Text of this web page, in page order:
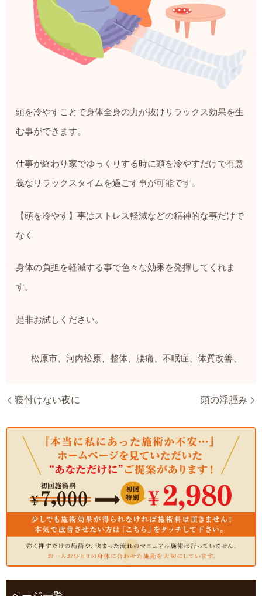
頭を冷やすことで身体全身の力が抜けリラックス効果を生
む事ができます。
仕事が終わり家でゆっくりする時に頭を冷やすだけで有意
義なリラックスタイムを過ごす事が可能です。
【頭を冷やす】事はストレス軽減などの精神的な事だけで
なく
身体の負担を軽減する事で色々な効果を発揮してくれま
す。
是非お試しください。
松原市、河内松原、整体、腰痛、不眠症、体質改善、
寝付けない夜に 頭の浮腫み